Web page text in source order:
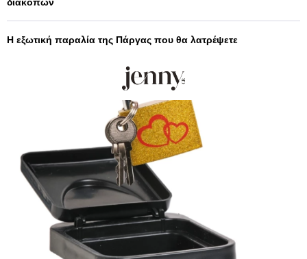
Η εξωτική παραλία της Πάργας που θα λατρέψετε